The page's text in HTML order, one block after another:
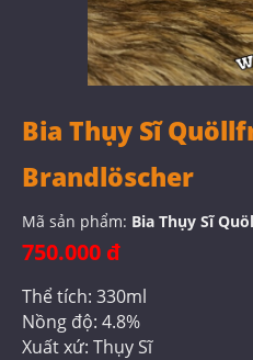
Bia Thụy Sĩ
Brandlöscher
Mã sản phẩm: Bia Thụy Sĩ
750.000 đ
Thể tích: 330ml
Nồng độ: 4.8%
Xuất xứ: Thụy Sĩ